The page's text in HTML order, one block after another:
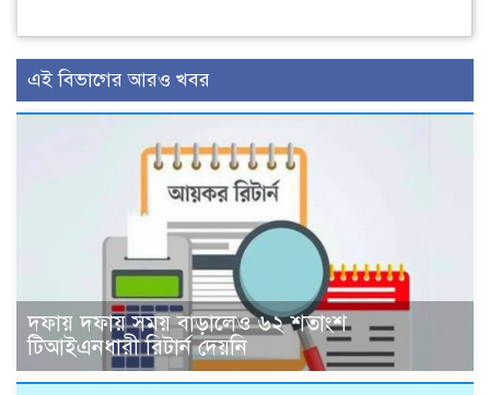
এই বিভাগের আরও খবর
দফায় দফায় সময় বাড়ালেও ৬২ শতাংশ
টিআইএনধারী রিটার্ন দেয়নি